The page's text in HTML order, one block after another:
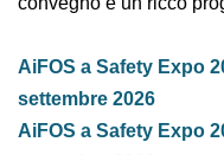
sarà presente anche l’
Aifos) con un
e workshop.